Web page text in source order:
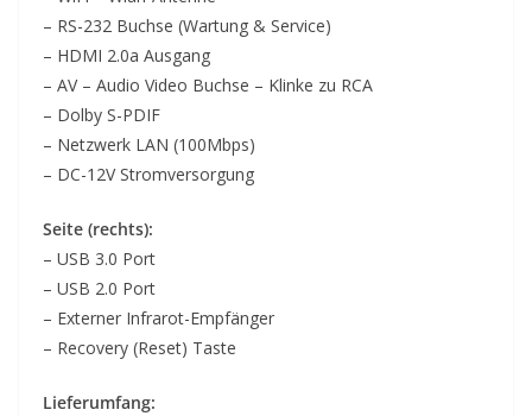
– RS-232 Buchse (Wartung & Service)
– HDMI 2.0a Ausgang
– AV – Audio Video Buchse – Klinke zu RCA
– Dolby S-PDIF
– Netzwerk LAN (100Mbps)
– DC-12V Stromversorgung
Seite (rechts):
– USB 3.0 Port
– USB 2.0 Port
– Externer Infrarot-Empfänger
– Recovery (Reset) Taste
Lieferumfang: